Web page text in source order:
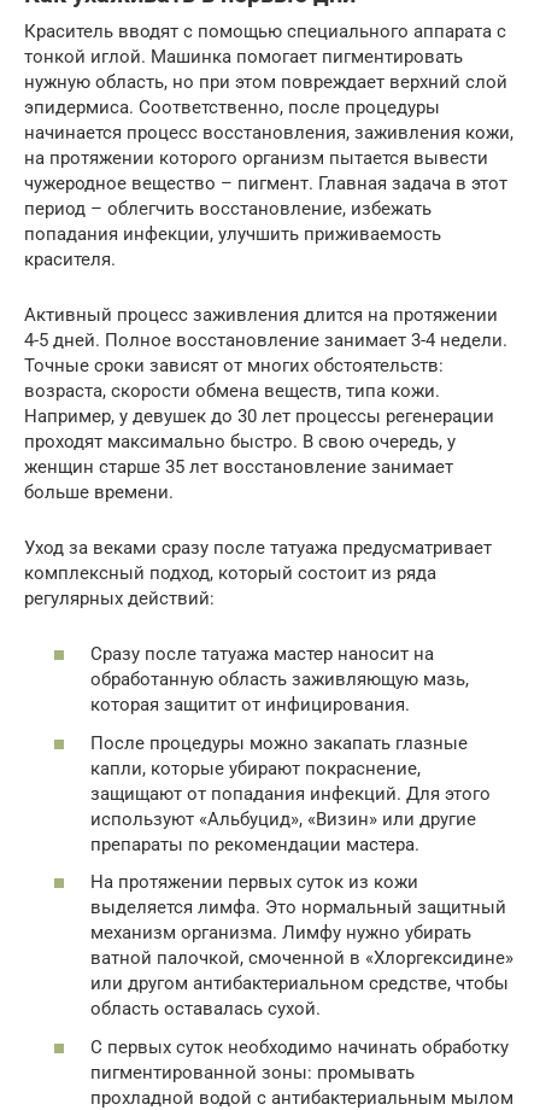
Краситель вводят с помощью специального аппарата с
тонкой иглой. Машинка помогает пигментировать
нужную область, но при этом повреждает верхний слой
эпидермиса. Соответственно, после процедуры
начинается процесс восстановления, заживления кожи,
на протяжении которого организм пытается вывести
чужеродное вещество – пигмент. Главная задача в этот
период – облегчить восстановление, избежать
попадания инфекции, улучшить приживаемость
красителя.
Активный процесс заживления длится на протяжении
4-5 дней. Полное восстановление занимает 3-4 недели.
Точные сроки зависят от многих обстоятельств:
возраста, скорости обмена веществ, типа кожи.
Например, у девушек до 30 лет процессы регенерации
проходят максимально быстро. В свою очередь, у
женщин старше 35 лет восстановление занимает
больше времени.
Уход за веками сразу после татуажа предусматривает
комплексный подход, который состоит из ряда
регулярных действий:
Сразу после татуажа мастер наносит на
обработанную область заживляющую мазь,
которая защитит от инфицирования.
После процедуры можно закапать глазные
капли, которые убирают покраснение,
защищают от попадания инфекций. Для этого
используют «Альбуцид», «Визин» или другие
препараты по рекомендации мастера.
На протяжении первых суток из кожи
выделяется лимфа. Это нормальный защитный
механизм организма. Лимфу нужно убирать
ватной палочкой, смоченной в «Хлоргексидине»
или другом антибактериальном средстве, чтобы
область оставалась сухой.
С первых суток необходимо начинать обработку
пигментированной зоны: промывать
прохладной водой с антибактериальным мылом